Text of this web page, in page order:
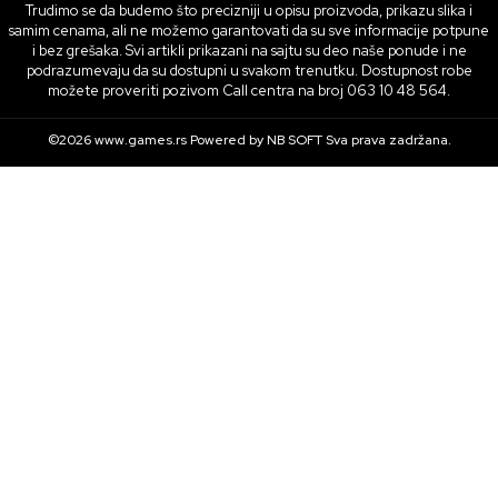
Trudimo se da budemo što precizniji u opisu proizvoda, prikazu slika i
samim cenama, ali ne možemo garantovati da su sve informacije potpune
i bez grešaka. Svi artikli prikazani na sajtu su deo naše ponude i ne
podrazumevaju da su dostupni u svakom trenutku. Dostupnost robe
možete proveriti pozivom Call centra na broj 063 10 48 564.
©2026www.games.rs Powered byNB SOFTSva prava zadržana.